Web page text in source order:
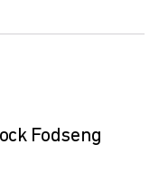
Fodseng